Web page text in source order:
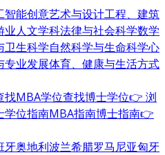
智能创意艺术与设计工程、建筑
业人文学科法律与社会科学数学
卫生科学自然科学与生命科学心
专业发展体育、健康与生活方式
找MBA学位查找博士学位👉 浏
学位指南MBA指南博士指南👉
牙奥地利波兰希腊罗马尼亚匈牙